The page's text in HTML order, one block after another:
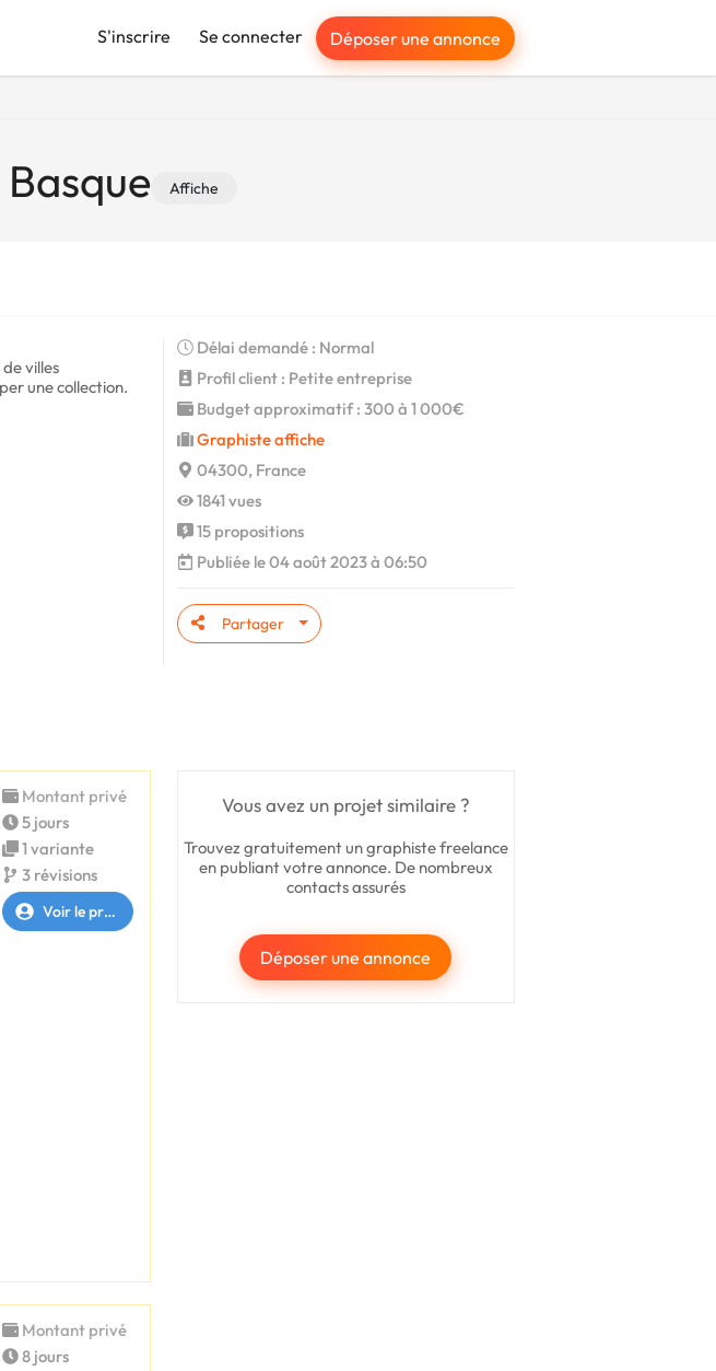
S'inscrire Se connecter Déposer une annonce
Affiche
villes
une collection.
Délai demandé : Normal
Profil client : Petite entreprise
Budget approximatif : 300 à 1 000€
Graphiste affiche
04300, France
1841 vues
15 propositions
Publiée le 04 août 2023 à 06:50
Partager
Vous avez un projet similaire ?
Trouvez gratuitement un graphiste freelance
en publiant votre annonce. De nombreux
contacts assurés
Déposer une annonce
Montant privé
5 jours
1 variante
3 révisions
Voir le profil
Montant privé
8 jours